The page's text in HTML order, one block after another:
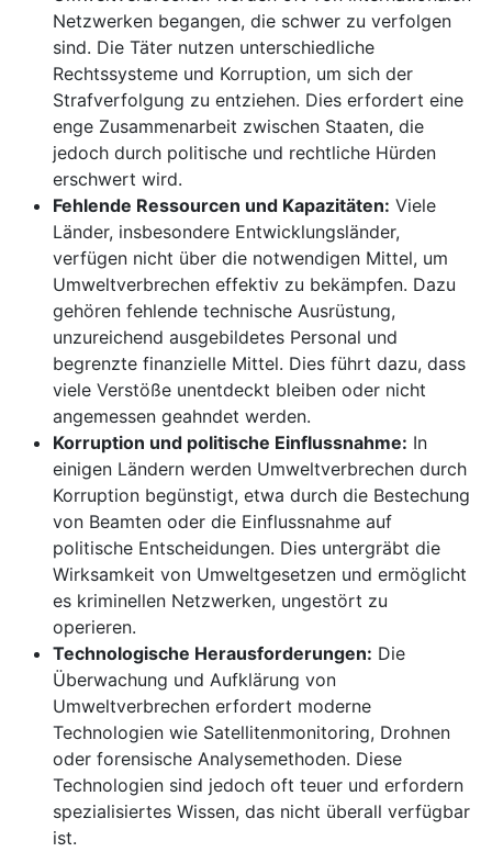
Netzwerken begangen, die schwer zu verfolgen
sind. Die Täter nutzen unterschiedliche
Rechtssysteme und Korruption, um sich der
Strafverfolgung zu entziehen. Dies erfordert eine
enge Zusammenarbeit zwischen Staaten, die
jedoch durch politische und rechtliche Hürden
erschwert wird.
Fehlende Ressourcen und Kapazitäten: Viele
Länder, insbesondere Entwicklungsländer,
verfügen nicht über die notwendigen Mittel, um
Umweltverbrechen effektiv zu bekämpfen. Dazu
gehören fehlende technische Ausrüstung,
unzureichend ausgebildetes Personal und
begrenzte finanzielle Mittel. Dies führt dazu, dass
viele Verstöße unentdeckt bleiben oder nicht
angemessen geahndet werden.
Korruption und politische Einflussnahme: In
einigen Ländern werden Umweltverbrechen durch
Korruption begünstigt, etwa durch die Bestechung
von Beamten oder die Einflussnahme auf
politische Entscheidungen. Dies untergräbt die
Wirksamkeit von Umweltgesetzen und ermöglicht
es kriminellen Netzwerken, ungestört zu
operieren.
Technologische Herausforderungen: Die
Überwachung und Aufklärung von
Umweltverbrechen erfordert moderne
Technologien wie Satellitenmonitoring, Drohnen
oder forensische Analysemethoden. Diese
Technologien sind jedoch oft teuer und erfordern
spezialisiertes Wissen, das nicht überall verfügbar
ist.